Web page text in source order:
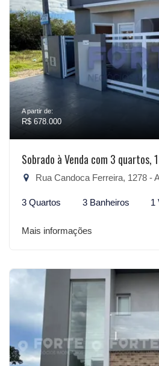
A partir de:
R$ 678.000
Sobrado à Venda com 3 quartos,
Rua Candoca Ferreira, 1278 -
3 Quartos 3 Banheiros 1
Mais informações